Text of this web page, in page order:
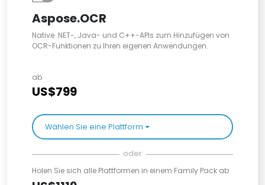
Aspose.OCR
Native .NET-, Java- und C++-APIs zum Hinzufügen von
OCR-Funktionen zu Ihren eigenen Anwendungen.
ab
US$799
Wählen Sie eine Plattform
oder
Holen Sie sich alle Plattformen in einem Family Pack ab